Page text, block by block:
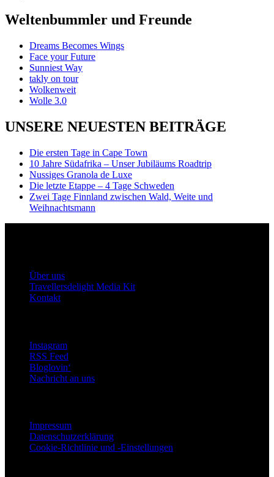
Weltenbummler und Freunde
Dreams Becomes Wings
Face your Future
Sunniest Way
takly on tour
Wolkenweit
Wolle 3.0
UNSERE NEUESTEN BEITRÄGE
Die ersten Tage in Cape Town
10 Jahre Südafrika – Unser Jubiläums Roadtrip
Nussiges Granola de Luxe
Die letzte Etappe – 4 Tage Schweden
Zwei Tage Finnland zwischen Wald, Weite und
Weihnachtsmann
Über uns
Travellersdelight Media Kit
Kontakt
Instagram
RSS Feed
Bloglovin‘
Nachricht an uns
Impressum
Datenschutzerklärung
Cookie-Richtlinie und -Einstellungen